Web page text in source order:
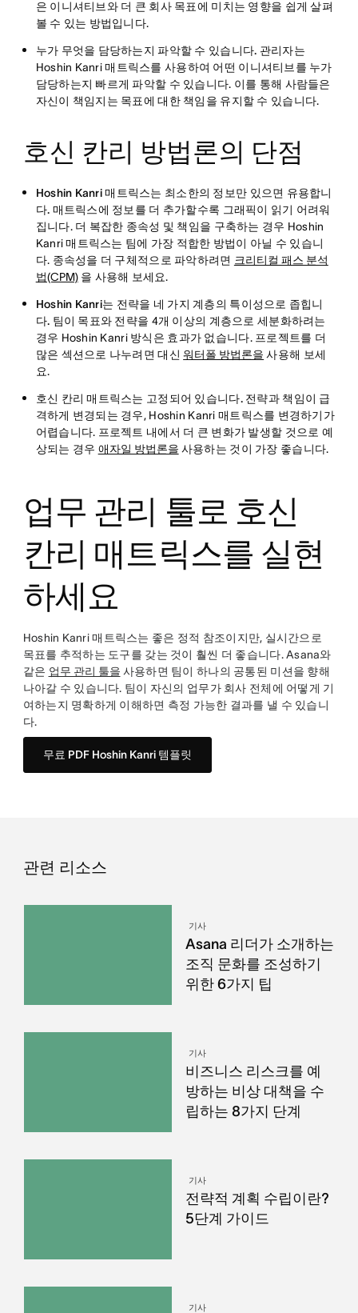
은 이니셔티브와 더 큰 회사 목표에 미치는 영향을 쉽게 살펴
볼 수 있는 방법입니다.
누가 무엇을 담당하는지 파악할 수 있습니다. 관리자는
Hoshin Kanri 매트릭스를 사용하여 어떤 이니셔티브를 누가
담당하는지 빠르게 파악할 수 있습니다. 이를 통해 사람들은
자신이 책임지는 목표에 대한 책임을 유지할 수 있습니다.
호신 칸리 방법론의 단점
Hoshin Kanri 매트릭스는 최소한의 정보만 있으면 유용합니
다. 매트릭스에 정보를 더 추가할수록 그래픽이 읽기 어려워
집니다. 더 복잡한 종속성 및 책임을 구축하는 경우 Hoshin
Kanri 매트릭스는 팀에 가장 적합한 방법이 아닐 수 있습니
다. 종속성을 더 구체적으로 파악하려면 크리티컬 패스 분석
법(CPM)을 사용해 보세요.
Hoshin Kanri는 전략을 네 가지 계층의 특이성으로 좁힙니
다. 팀이 목표와 전략을 4개 이상의 계층으로 세분화하려는
경우 Hoshin Kanri 방식은 효과가 없습니다. 프로젝트를 더
많은 섹션으로 나누려면 대신워터폴 방법론을 사용해 보세
요.
호신 칸리 매트릭스는 고정되어 있습니다.전략과 책임이 급
격하게 변경되는 경우, Hoshin Kanri 매트릭스를 변경하기가
어렵습니다. 프로젝트 내에서 더 큰 변화가 발생할 것으로 예
상되는 경우 애자일 방법론을 사용하는 것이 가장 좋습니다.
업무 관리 툴로 호신
칸리 매트릭스를 실현
하세요
Hoshin Kanri 매트릭스는 좋은 정적 참조이지만, 실시간으로
목표를 추적하는 도구를 갖는 것이 훨씬 더 좋습니다. Asana와
같은 업무 관리 툴을 사용하면 팀이 하나의 공통된 미션을 향해
나아갈 수 있습니다. 팀이 자신의 업무가 회사 전체에 어떻게 기
여하는지 명확하게 이해하면 측정 가능한 결과를 낼 수 있습니
다.
무료 PDF Hoshin Kanri 템플릿
관련 리소스
기사
Asana 리더가 소개하는
조직 문화를 조성하기
위한 6가지 팁
기사
비즈니스 리스크를 예
방하는 비상 대책을 수
립하는 8가지 단계
기사
전략적 계획 수립이란?
5단계 가이드
기사